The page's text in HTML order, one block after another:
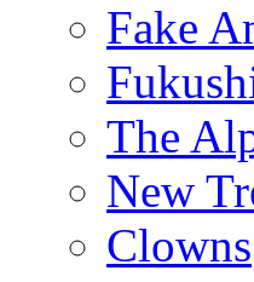
Fake
The
New
Clowns